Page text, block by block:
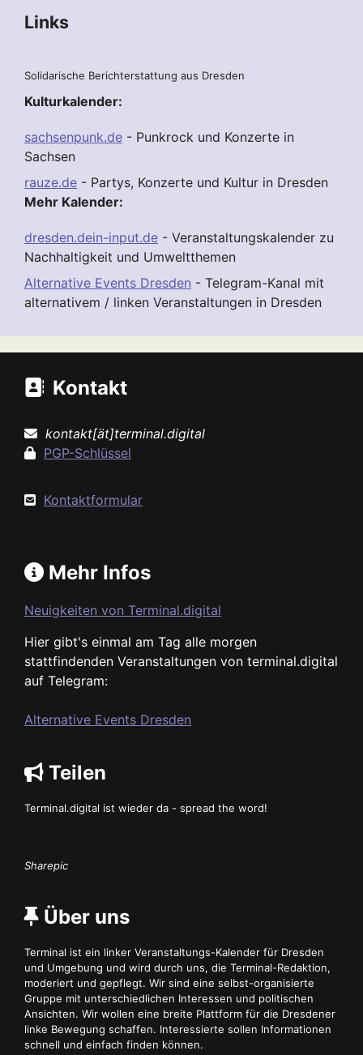
Links
Solidarische Berichterstattung aus Dresden
Kulturkalender:
sachsenpunk.de - Punkrock und Konzerte in
Sachsen
rauze.de - Partys, Konzerte und Kultur in Dresden
Mehr Kalender:
dresden.dein-input.de - Veranstaltungskalender zu
Nachhaltigkeit und Umweltthemen
Alternative Events Dresden - Telegram-Kanal mit
alternativem / linken Veranstaltungen in Dresden
Kontakt
kontakt[ät]terminal.digital
PGP-Schlüssel
Kontaktformular
Mehr Infos
Neuigkeiten von Terminal.digital
Hier gibt's einmal am Tag alle morgen
stattfindenden Veranstaltungen von terminal.digital
auf Telegram:
Alternative Events Dresden
Teilen
Terminal.digital ist wieder da - spread the word!
Sharepic
Über uns
Terminal ist ein linker Veranstaltungs-Kalender für Dresden
und Umgebung und wird durch uns, die Terminal-Redaktion,
moderiert und gepflegt. Wir sind eine selbst-organisierte
Gruppe mit unterschiedlichen Interessen und politischen
Ansichten. Wir wollen eine breite Plattform für die Dresdener
linke Bewegung schaffen. Interessierte sollen Informationen
schnell und einfach finden können.